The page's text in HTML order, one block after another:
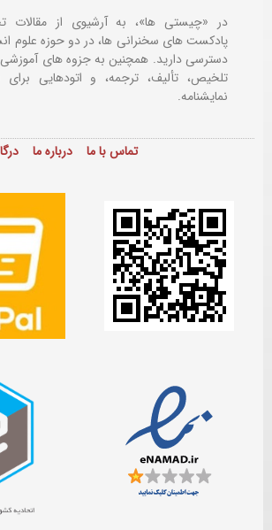
در «چیستی ها»، به آرشیوی از
پادکست های سخنرانی ها، در دو حوزه علوم
دسترسی دارید. همچنین به جزوه های آموزشی،
تلخیص، تألیف، ترجمه، و اتودهایی برای
نمایشنامه.
تماس با ما درباره ما